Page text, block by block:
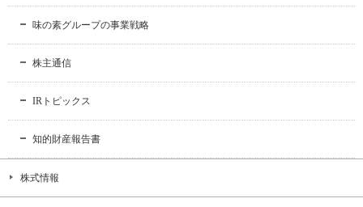
味の素グループの事業戦略
株主通信
IRトピックス
知的財産報告書
株式情報